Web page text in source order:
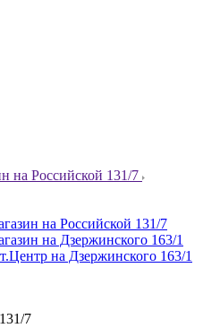
на Российской 131/7
на Российской 131/7
на Дзержинского 163/1
на Дзержинского 163/1
7